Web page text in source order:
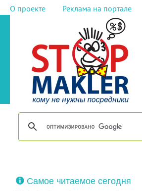
О проекте Реклама на портале
Самое читаемое сегодня